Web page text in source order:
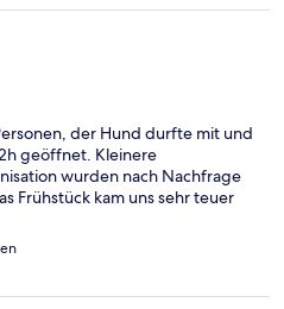
der Hund durfte mit und
geöffnet. Kleinere
wurden nach Nachfrage
Frühstück kam uns sehr teuer